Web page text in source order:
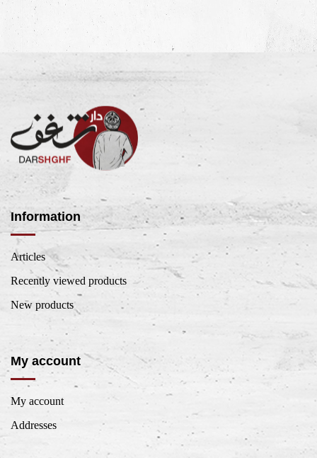
Information
Articles
Recently viewed products
New products
My account
My account
Addresses